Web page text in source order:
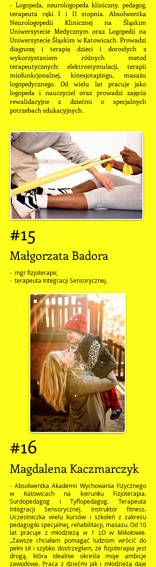
- Logopeda, neurologopeda kliniczny, pedagog,
terapeuta ręki I i II stopnia. Absolwentka
Neurologopedii Klinicznej na Śląskim
Uniwersytecie Medycznym oraz Logopedii na
Uniwersytecie Śląskim w Katowicach. Prowadzi
diagnozę i terapię dzieci i dorosłych z
wykorzystaniem różnych metod
terapeutycznych: elektrostymulacji, terapii
miofunkcjonalnej, kinesjotapingu, masażu
logopedycznego. Od wielu lat pracuje jako
logopeda i nauczyciel oraz prowadzi zajęcia
rewalidacyjne z dziećmi o specjalnych
potrzebach edukacyjnych.
#15
Małgorzata Badora
- mgr fizjoterapii;
- terapeuta Integracji Sensorycznej.
#16
Magdalena Kaczmarczyk
- Absolwentka Akademii Wychowania Fizycznego
w Katowicach na kierunku Fizjoterapia.
Surdopedagog i Tyflopedagog. Terapeuta
Integracji Sensorycznej. Instruktor fitness.
Uczestniczka wielu kursów i szkoleń z zakresu
pedagogiki specjalnej, rehabilitacji, masażu. Od 10
lat pracuje z młodzieżą w 1 LO w Mikołowie.
„Zawsze chciałam pomagać ludziom wrócić do
pełni sił i szybko dostrzegłam, że fizjoterapia jest
drogą, która idealnie określa moje ambicje
zawodowe. Praca z dziećmi jak i młodzieżą daje